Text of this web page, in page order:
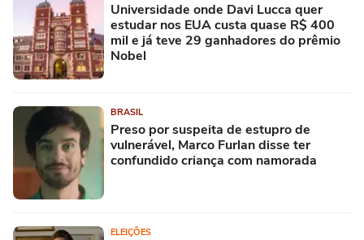
Universidade onde Davi Lucca quer
estudar nos EUA custa quase R$ 400
mil e já teve 29 ganhadores do prêmio
Nobel
BRASIL
Preso por suspeita de estupro de
vulnerável, Marco Furlan disse ter
confundido criança com namorada
ELEIÇÕES